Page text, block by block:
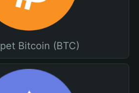
Bitcoin (BTC)